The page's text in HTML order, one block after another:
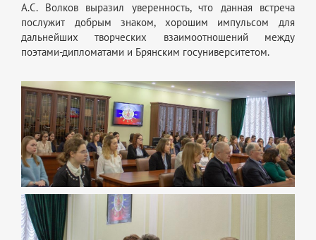
А.С. Волков выразил уверенность, что данная встреча
послужит добрым знаком, хорошим импульсом для
дальнейших творческих взаимоотношений между
поэтами-дипломатами и Брянским госуниверситетом.